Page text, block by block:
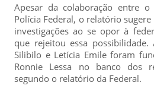
Apesar da colaboração entre
Polícia Federal, o relatório
investigações ao se opor à
que rejeitou essa
Silibilo e Letícia Emile foram
Ronnie Lessa no banco dos
segundo o relatório da Federal.